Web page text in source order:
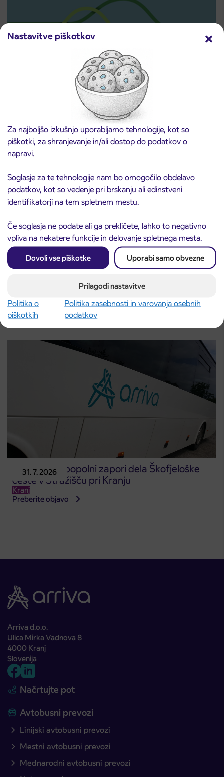
Nastavitve piškotkov
Za najboljšo izkušnjo uporabljamo tehnologije, kot so
piškotki, za shranjevanje in/ali dostop do podatkov o
napravi.
Soglasje za te tehnologije nam bo omogočilo obdelavo
podatkov, kot so vedenje pri brskanju ali edinstveni
identifikatorji na tem spletnem mestu.
Če soglasja ne podate ali ga prekličete, lahko to negativno
vpliva na nekatere funkcije in delovanje spletnega mesta.
Dovoli vse piškotke Uporabi samo obvezne
Prilagodi nastavitve
Politika o
piškotkih
Politika zasebnosti in varovanja osebnih
podatkov
Predprodaja dijaških subvencioniranih IJPP
vozovnic za šolsko leto 2026/2027 se začne
Preberite objavo
Obvestilo o popolni zapori ceste
Kranj
Preberite objavo
31. 7. 2026
Obvestilo o popolni zapori dela Škofjeloške
ceste v Stražišču pri Kranju
Kranj
Preberite objavo
Arriva d.o.o.
Ulica Mirka Vadnova 8
4000 Kranj
Slovenija
Načrtujte pot
Avtobusni prevozi
Linijski avtobusni prevozi
Mestni avtobusni prevozi
Mednarodni avtobusni prevozi